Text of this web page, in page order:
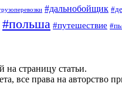
#дальнобойщик
#польша #путешествие
на страницу статьи.
все права на авторство